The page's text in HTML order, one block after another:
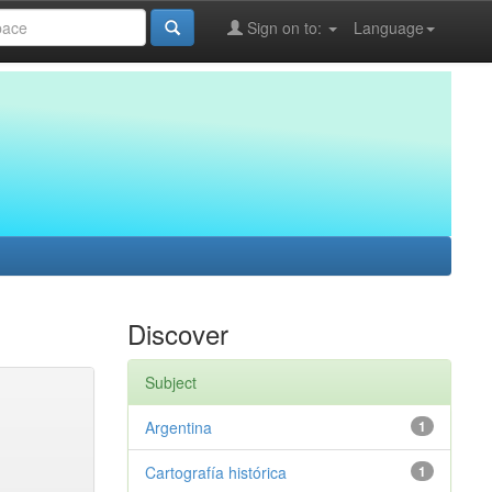
Language
Sign on to:
Discover
Subject
1
Argentina
1
Cartografía histórica